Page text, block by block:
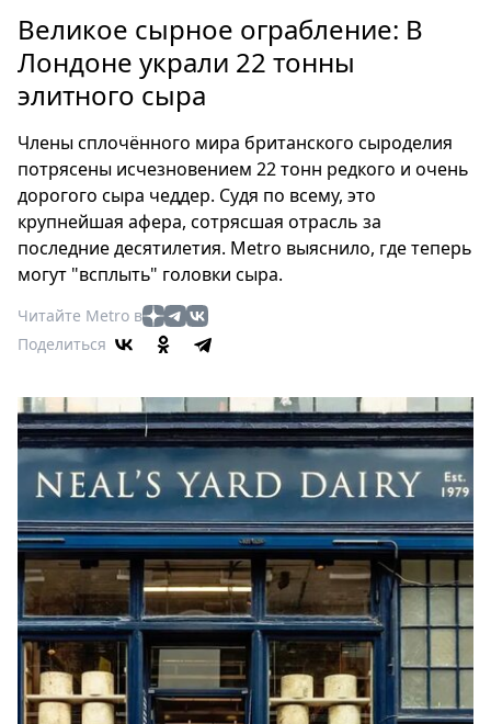
Россия
Мир
Здоровье
Туризм
Мода
Театр
Кино
Афиша
Книги
Выставки
релизы
О
Metro
Стримы
Спецпроекты
Звезды
Выборы
2026
Скачай
Metro
Великое сырное ограбление: В
Лондоне украли 22 тонны
элитного сыра
Члены сплочённого мира британского сыроделия
потрясены исчезновением 22 тонн редкого и очень
дорогого сыра чеддер. Судя по всему, это
крупнейшая афера, сотрясшая отрасль за
последние десятилетия. Metro выяснило, где теперь
могут "всплыть" головки сыра.
Читайте Metro в
Поделиться